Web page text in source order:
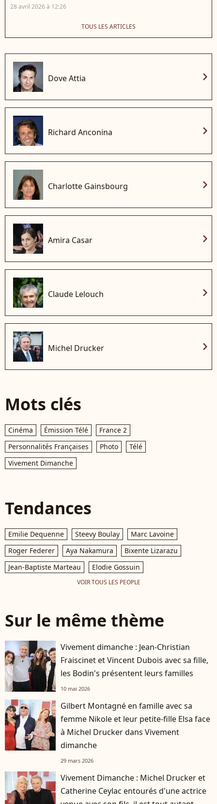
28 avril 2026 à 12:26
TOUS LES ARTICLES
Dove Attia chevron_right
Richard Anconina chevron_right
Charlotte Gainsbourg chevron_right
Amira Casar chevron_right
Claude Lelouch chevron_right
Michel Drucker chevron_right
Mots clés
Cinéma Émission Télé
France 2
Personnalités Françaises
Photo
Télé
Vivement Dimanche
Tendances
Emilie Dequenne Steevy Boulay
Marc Lavoine
Roger Federer
Aya Nakamura
Bixente Lizarazu
Jean-Baptiste Marteau
Elodie Gossuin
VOIR TOUS LES PEOPLE
Sur le même thème
Vivement dimanche : Jean-Christian
Fraiscinet et Vincent Dubois avec sa fille,
les Bodin's présentent leurs familles
10 mai 2026
Gilbert Montagné en famille avec sa
femme Nikole et leur petite-fille Elsa face
à Michel Drucker dans Vivement
dimanche
29 mars 2026
Vivement Dimanche : Michel Drucker et
Catherine Ceylac entourés d'une actrice